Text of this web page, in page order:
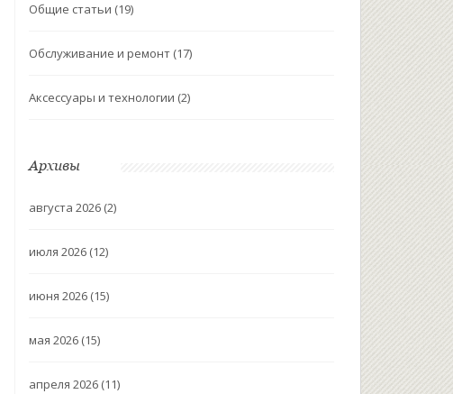
Общие статьи (19)
Обслуживание и ремонт (17)
Аксессуары и технологии (2)
Архивы
августа 2026 (2)
июля 2026 (12)
июня 2026 (15)
мая 2026 (15)
апреля 2026 (11)